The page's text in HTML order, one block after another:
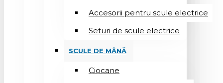
Accesorii pentru scule electrice
Seturi de scule electrice
SCULE DE MÂNĂ
Ciocane